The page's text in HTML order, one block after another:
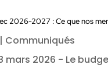
2026-2027 : Ce que nos
| Communiqués
mars 2026 - Le